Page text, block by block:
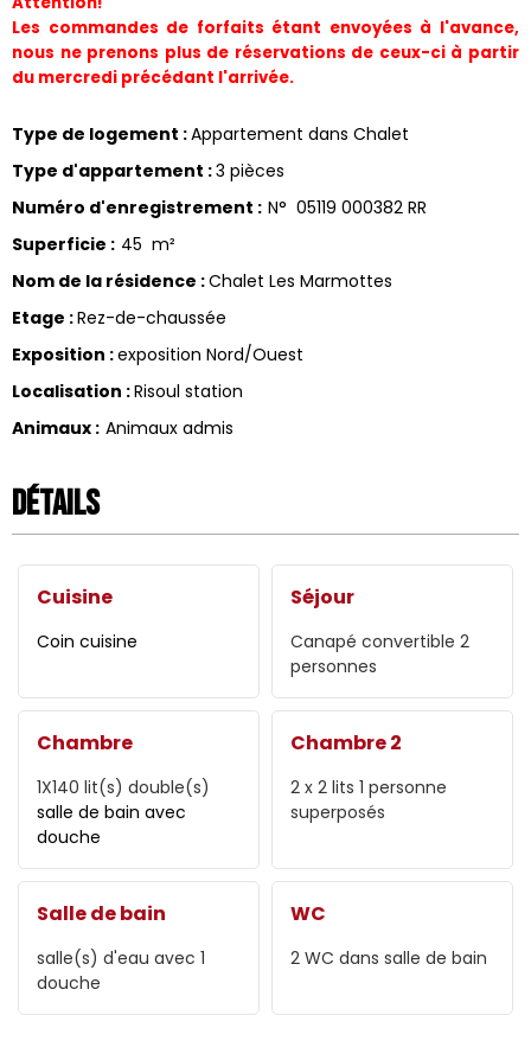
Les commandes de forfaits étant envoyées à l'avance,
nous ne prenons plus de réservations de ceux-ci à partir
du mercredi précédant l'arrivée.
Type de logement :Appartement dans Chalet
Type d'appartement :3 pièces
Numéro d'enregistrement : N° 05119 000382 RR
Superficie : 45 m²
Nom de la résidence :Chalet Les Marmottes
Etage :Rez-de-chaussée
Exposition :exposition Nord/Ouest
Localisation :Risoul station
Animaux : Animaux admis
Détails
Cuisine
Coin cuisine
Séjour
Canapé convertible 2
personnes
Chambre
1X140 lit(s) double(s)
salle de bain avec
douche
Chambre 2
2 x 2 lits 1 personne
superposés
Salle de bain
salle(s) d'eau avec 1
douche
WC
2 WC dans salle de bain